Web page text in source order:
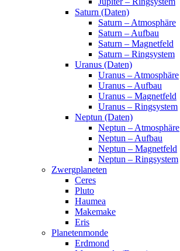
Saturn (Daten)
Saturn – Atmosphäre
Saturn – Aufbau
Saturn – Magnetfeld
Saturn – Ringsystem
Uranus (Daten)
Uranus – Atmosphäre
Uranus – Aufbau
Uranus – Magnetfeld
Uranus – Ringsystem
Neptun (Daten)
Neptun – Atmosphäre
Neptun – Aufbau
Neptun – Magnetfeld
Neptun – Ringsystem
Zwergplaneten
Ceres
Pluto
Haumea
Makemake
Eris
Planetenmonde
Erdmond